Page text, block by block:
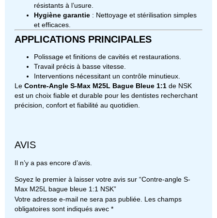
résistants à l’usure.
Hygiène garantie : Nettoyage et stérilisation simples
et efficaces.
APPLICATIONS PRINCIPALES
Polissage et finitions de cavités et restaurations.
Travail précis à basse vitesse.
Interventions nécessitant un contrôle minutieux.
Le Contre-Angle S-Max M25L Bague Bleue 1:1 de NSK
est un choix fiable et durable pour les dentistes recherchant
précision, confort et fiabilité au quotidien.
AVIS
Il n’y a pas encore d’avis.
Soyez le premier à laisser votre avis sur “Contre-angle S-
Max M25L bague bleue 1:1 NSK”
Votre adresse e-mail ne sera pas publiée. Les champs
obligatoires sont indiqués avec *